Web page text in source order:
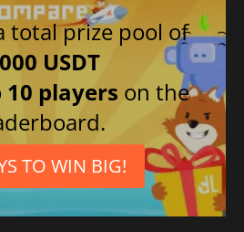
total prize pool of
USDT
players on the
TO WIN BIG!